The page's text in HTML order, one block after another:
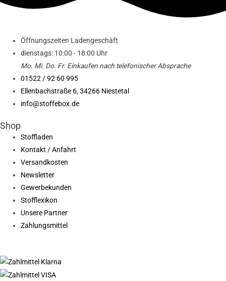
Öffnungszeiten Ladengeschäft
dienstags: 10:00 - 18:00 Uhr
Mo. Mi. Do. Fr. Einkaufen nach telefonischer Absprache
01522 / 92 60 995
Ellenbachstraße 6, 34266 Niestetal
info@stoffebox.de
Shop
Stoffladen
Kontakt / Anfahrt
Versandkosten
Newsletter
Gewerbekunden
Stofflexikon
Unsere Partner
Zahlungsmittel